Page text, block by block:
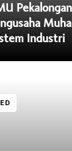
Industri